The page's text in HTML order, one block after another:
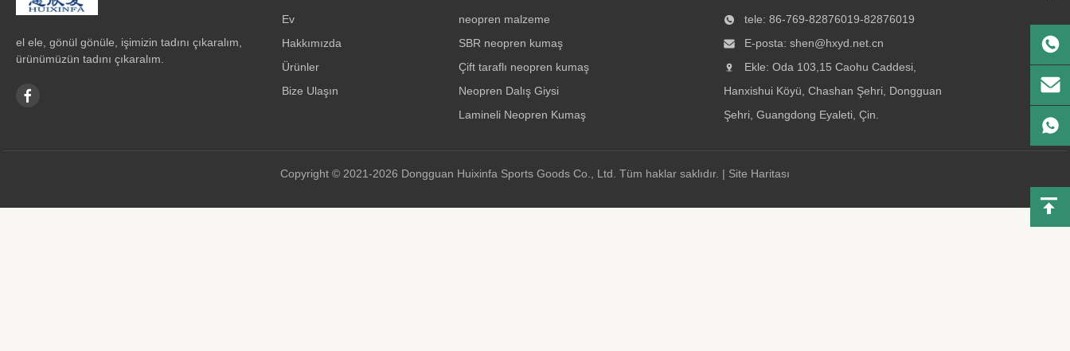
el ele, gönül gönüle, işimizin tadını çıkaralım,
ürünümüzün tadını çıkaralım.
Ev
Hakkımızda
Ürünler
Bize Ulaşın
neopren malzeme
SBR neopren kumaş
Çift taraflı neopren kumaş
Neopren Dalış Giysi
Lamineli Neopren Kumaş
tele: 86-769-82876019-82876019
E-posta: shen@hxyd.net.cn
Ekle: Oda 103,15 Caohu Caddesi,
Hanxishui Köyü, Chashan Şehri, Dongguan
Şehri, Guangdong Eyaleti, Çin.
Copyright © 2021-2026 Dongguan Huixinfa Sports Goods Co., Ltd. Tüm haklar saklıdır. | Site Haritası